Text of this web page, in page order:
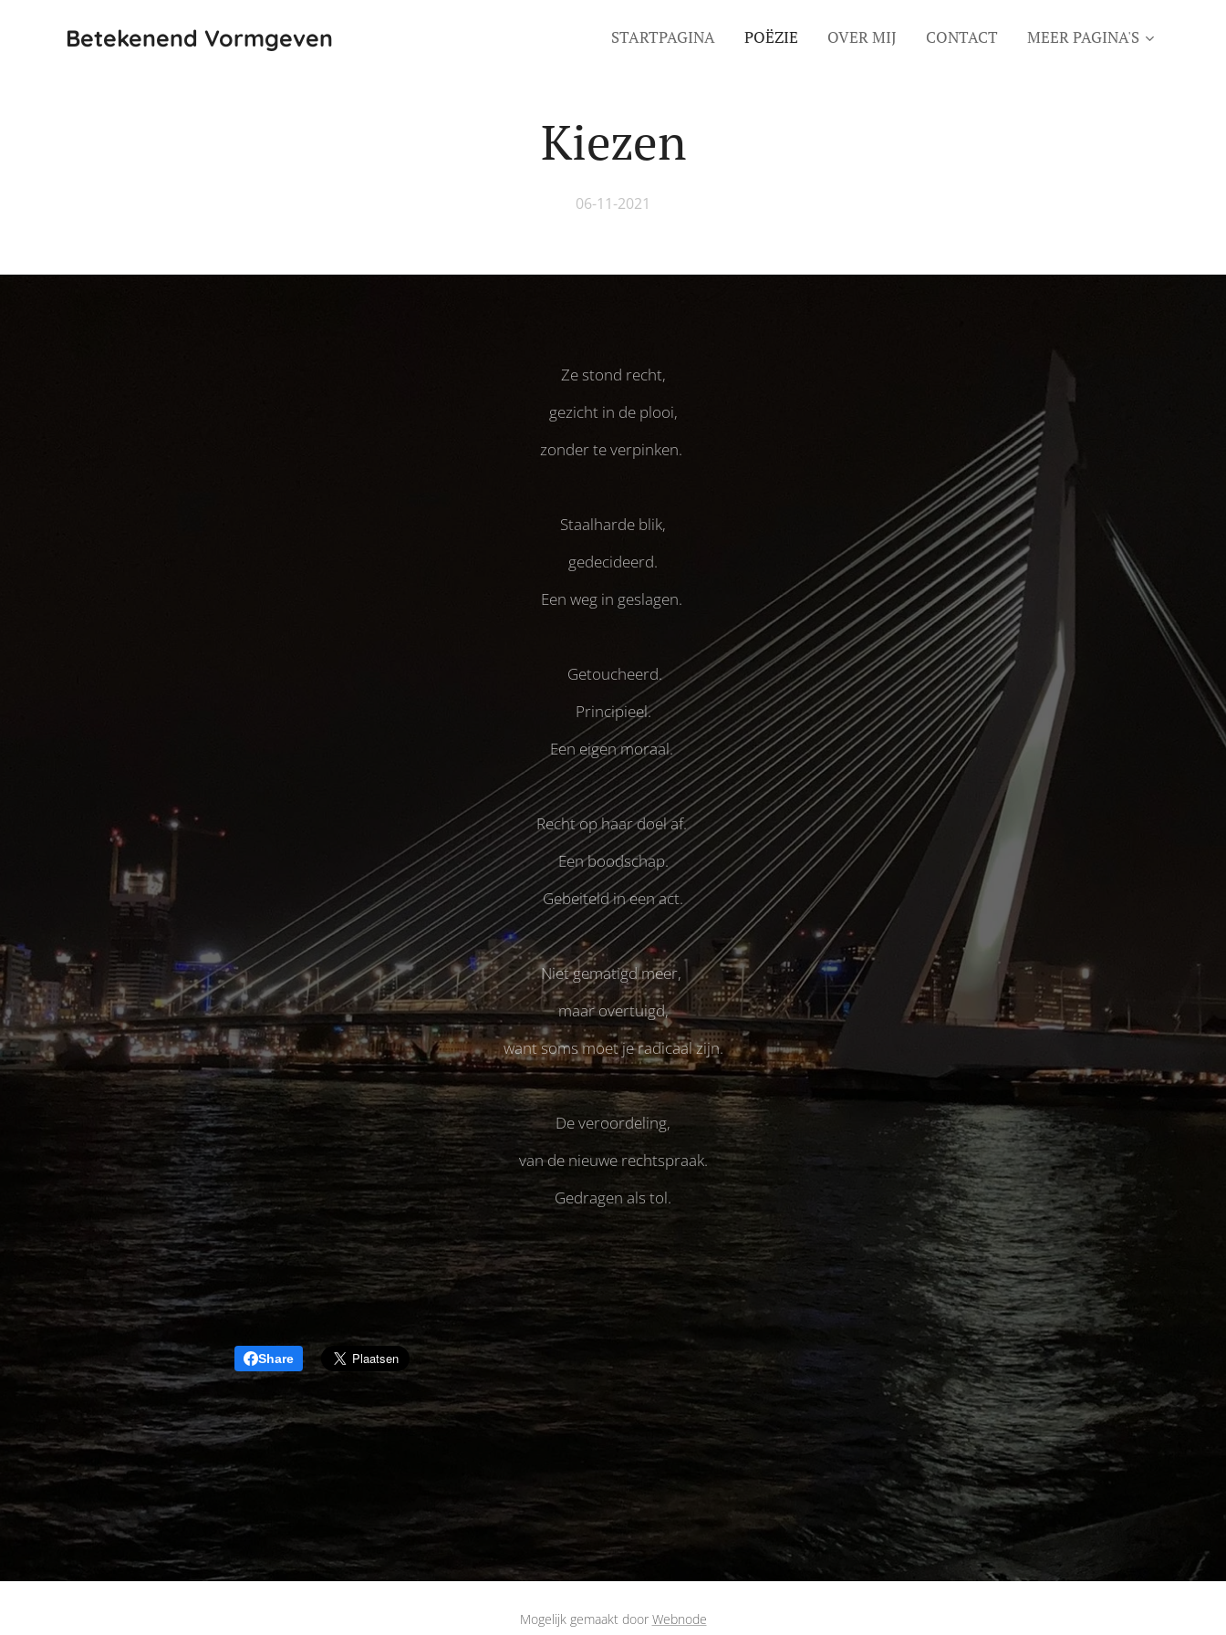
Betekenend Vormgeven STARTPAGINA POËZIE OVER MIJ CONTACT MEER PAGINA'S
Kiezen
06-11-2021
Ze stond recht,
gezicht in de plooi,
zonder te verpinken.
Staalharde blik,
gedecideerd.
Een weg in geslagen.
Getoucheerd.
Principieel.
Een eigen moraal.
Recht op haar doel af.
Een boodschap.
Gebeiteld in een act.
Niet gematigd meer,
maar overtuigd,
want soms moet je radicaal zijn.
De veroordeling,
van de nieuwe rechtspraak.
Gedragen als tol.
Share
Mogelijk gemaakt door Webnode